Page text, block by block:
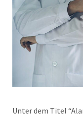
Unter dem Titel